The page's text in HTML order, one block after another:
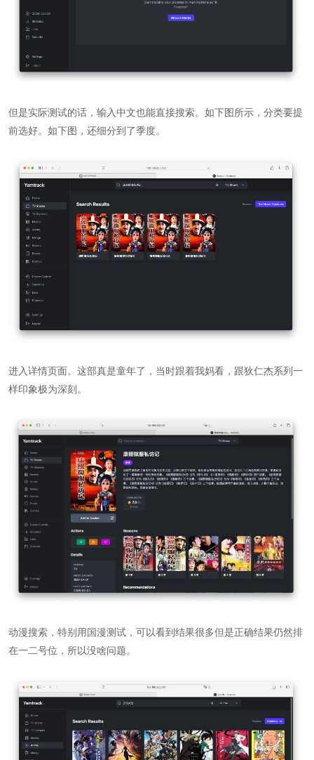
但是实际测试的话，输入中文也能直接搜索。如下图所示，分类要提
前选好。如下图，还细分到了季度。
进入详情页面。这部真是童年了，当时跟着我妈看，跟狄仁杰系列一
样印象极为深刻。
动漫搜索，特别用国漫测试，可以看到结果很多但是正确结果仍然排
在一二号位，所以没啥问题。